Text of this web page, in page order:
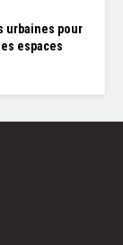
urbaines pour
espaces